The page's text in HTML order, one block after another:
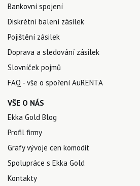
Bankovní spojení
Diskrétní balení zásilek
Pojištění zásilek
Doprava a sledování zásilek
Slovníček pojmů
FAQ - vše o spoření AuRENTA
VŠE O NÁS
Ekka Gold Blog
Profil firmy
Grafy vývoje cen komodit
Spolupráce s Ekka Gold
Kontakty